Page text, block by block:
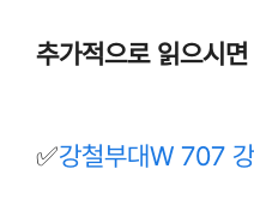
추가적으로 읽으시
✅강철부대W 707